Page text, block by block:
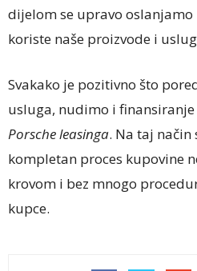
dijelom se upravo
koriste naše proizvode i
Svakako je pozitivno što
usluga, nudimo i
Porsche leasinga. Na taj
kompletan proces kupovine
krovom i bez mnogo
kupce.